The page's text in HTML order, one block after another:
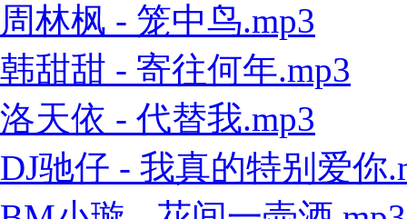
周林枫 - 笼中鸟.mp3
韩甜甜 - 寄往何年.mp3
洛天依 - 代替我.mp3
DJ驰仔 - 我真的特别爱你